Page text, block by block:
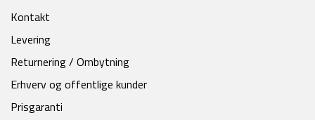
Kontakt
Levering
Returnering / Ombytning
Erhverv og offentlige kunder
Prisgaranti